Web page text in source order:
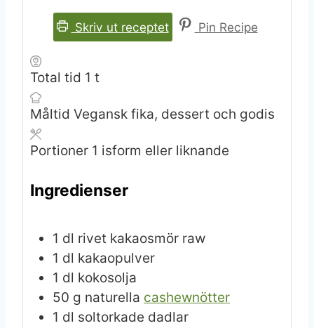
Skriv ut receptet Pin Recipe
Total tid 1 timme
t
Måltid Vegansk fika, dessert och godis
Portioner 1 isform eller liknande
Ingredienser
1 dl rivet kakaosmör raw
1 dl kakaopulver
1 dl kokosolja
50 g naturella cashewnötter
1 dl soltorkade dadlar